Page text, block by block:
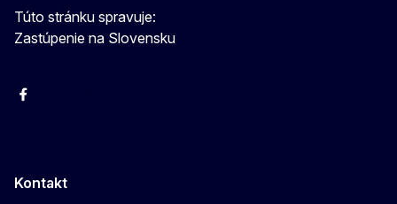
Túto stránku spravuje:
Zastúpenie na Slovensku
Facebook
Kontakt